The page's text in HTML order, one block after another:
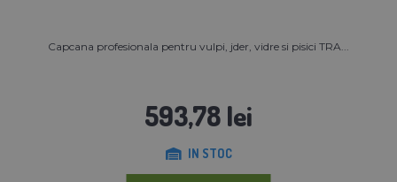
Capcana profesionala pentru vulpi, jder, vidre si pisici TRA...
593,78 lei
IN STOC